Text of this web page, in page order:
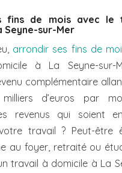
fins de mois avec le
Seyne-sur-Mer
arrondir ses fins de
à La Seyne-sur-
complémentaire
d’euros par
revenus qui soient
travail ? Peut-être
au foyer, retraité ou
travail à domicile à La